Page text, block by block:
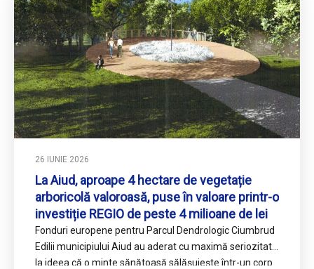
26 IUNIE 2026
La Aiud, aproape 4 hectare de vegetație
arboricolă valoroasă, puse în valoare printr-o
investiție REGIO de peste 4 milioane de lei
Fonduri europene pentru Parcul Dendrologic Ciumbrud
Edilii municipiului Aiud au aderat cu maximă seriozitate
la ideea că o minte sănătoasă sălășuiește într-un corp